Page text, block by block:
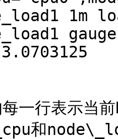
1m
gauge
每一行表示当
和